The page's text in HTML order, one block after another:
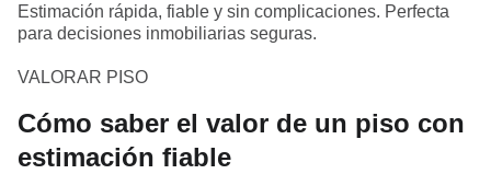
Estimación rápida, fiable y sin complicaciones. Perfecta
para decisiones inmobiliarias seguras.
VALORAR PISO
Cómo saber el valor de un piso con
estimación fiable